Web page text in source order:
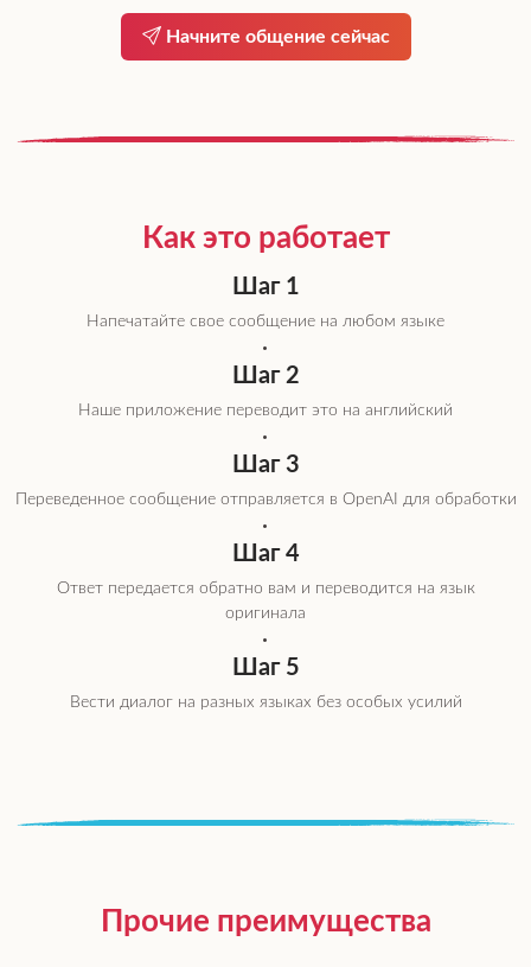
Начните общение сейчас
Как это работает
Шаг 1
Напечатайте свое сообщение на любом языке
Шаг 2
Наше приложение переводит это на английский
Шаг 3
Переведенное сообщение отправляется в OpenAI для обработки
Шаг 4
Ответ передается обратно вам и переводится на язык
оригинала
Шаг 5
Вести диалог на разных языках без особых усилий
Прочие преимущества